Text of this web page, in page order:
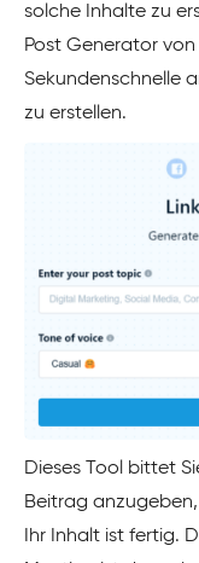
solche Inhalte zu
Post Generator von
Sekundenschnelle
zu erstellen.
Dieses Tool bittet
Beitrag
Ihr Inhalt ist fertig.